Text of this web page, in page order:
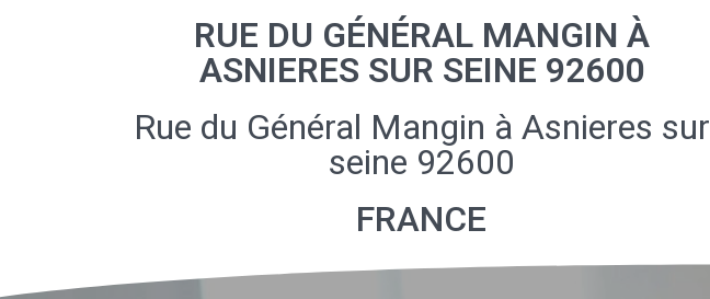
RUE DU GÉNÉRAL MANGIN À
ASNIERES SUR SEINE 92600
Rue du Général Mangin à Asnieres sur
seine 92600
FRANCE